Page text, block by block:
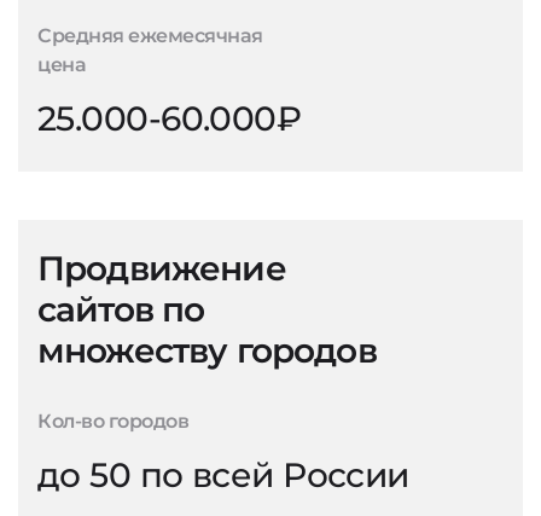
Средняя ежемесячная
цена
25.000-60.000₽
Продвижение
сайтов по
множеству городов
Кол-во городов
до 50 по всей России